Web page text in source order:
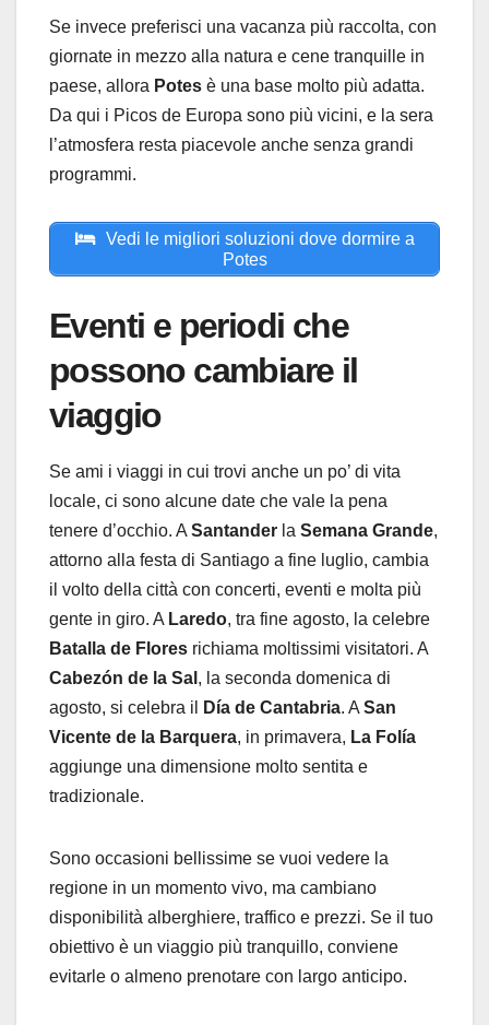
Se invece preferisci una vacanza più raccolta, con
giornate in mezzo alla natura e cene tranquille in
paese, allora Potes è una base molto più adatta.
Da qui i Picos de Europa sono più vicini, e la sera
l’atmosfera resta piacevole anche senza grandi
programmi.
Vedi le migliori soluzioni dove dormire a
Potes
Eventi e periodi che
possono cambiare il
viaggio
Se ami i viaggi in cui trovi anche un po’ di vita
locale, ci sono alcune date che vale la pena
tenere d’occhio. ASantander la Semana Grande,
attorno alla festa di Santiago a fine luglio, cambia
il volto della città con concerti, eventi e molta più
gente in giro. A Laredo, tra fine agosto, la celebre
Batalla de Flores richiama moltissimi visitatori. A
Cabezón de la Sal , la seconda domenica di
agosto, si celebra il
Día de Cantabria. ASan
Vicente de la Barquera, in primavera, La Folía
aggiunge una dimensione molto sentita e
tradizionale.
Sono occasioni bellissime se vuoi vedere la
regione in un momento vivo, ma cambiano
disponibilità alberghiere, traffico e prezzi. Se il tuo
obiettivo è un viaggio più tranquillo, conviene
evitarle o almeno prenotare con largo anticipo.